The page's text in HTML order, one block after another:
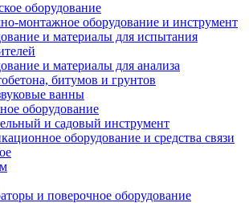
оборудование
монтажное оборудование и инструмент
и материалы для испытания
и материалы для анализа
битумов и грунтов
ванны
оборудование
и садовый инструмент
оборудование и средства связи
и поверочное оборудование